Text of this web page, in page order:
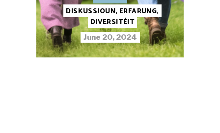
DISKUSSIOUN, ERFARUNG,
DIVERSITÉIT
June 20, 2024